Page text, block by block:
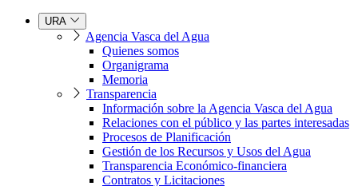
URA
Agencia Vasca del Agua
Quienes somos
Organigrama
Memoria
Transparencia
Información sobre la Agencia Vasca del Agua
Relaciones con el público y las partes interesadas
Procesos de Planificación
Gestión de los Recursos y Usos del Agua
Transparencia Económico-financiera
Contratos y Licitaciones